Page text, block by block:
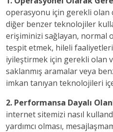
operasyonu için gerekli olan
diğer benzer teknolojiler
erişiminizi sağlayan, normal
tespit etmek, hileli
iyileştirmek için gerekli olan
saklanmış aramalar veya
imkan tanıyan teknolojileri
2. Performansa Dayalı
internet sitemizi nasıl
yardımcı olması,